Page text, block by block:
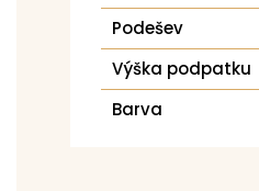
Podešev
Výška podpatku
Barva